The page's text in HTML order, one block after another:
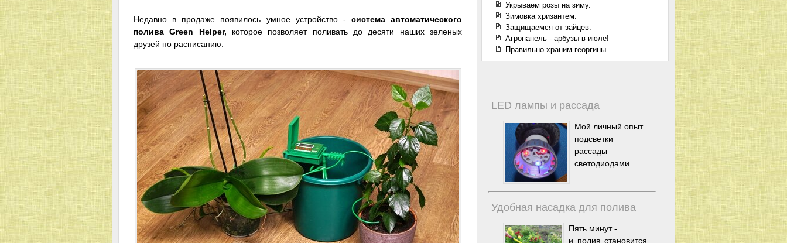
Недавно в продаже появилось умное устройство - система автоматического
полива Green Helper, которое позволяет поливать до десяти наших зеленых
друзей по расписанию.
Укрываем розы на зиму.
Зимовка хризантем.
Защищаемся от зайцев.
Агропанель - арбузы в июле!
Правильно храним георгины
LED лампы и рассада
Мой личный опыт
подсветки
рассады
светодиодами.
Удобная насадка для полива
Пять минут -
и полив становится